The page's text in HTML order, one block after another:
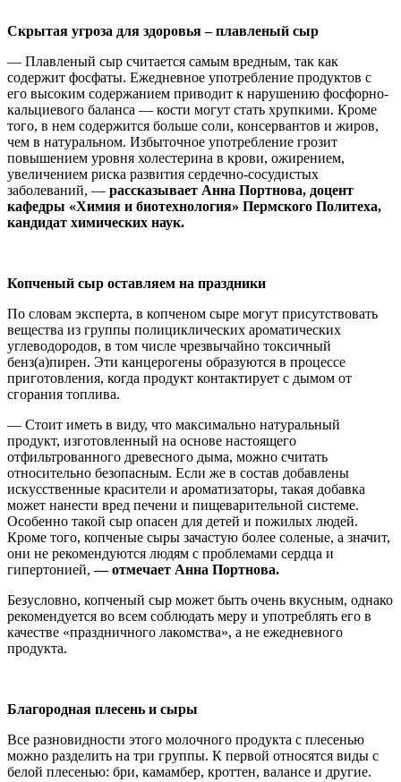
Скрытая угроза для здоровья – плавленый сыр
— Плавленый сыр считается самым вредным, так как
содержит фосфаты. Ежедневное употребление продуктов с
его высоким содержанием приводит к нарушению фосфорно-
кальциевого баланса — кости могут стать хрупкими. Кроме
того, в нем содержится больше соли, консервантов и жиров,
чем в натуральном. Избыточное употребление грозит
повышением уровня холестерина в крови, ожирением,
увеличением риска развития сердечно-сосудистых
заболеваний, — рассказывает Анна Портнова, доцент
кафедры «Химия и биотехнология» Пермского Политеха,
кандидат химических наук.
Копченый сыр оставляем на праздники
По словам эксперта, в копченом сыре могут присутствовать
вещества из группы полициклических ароматических
углеводородов, в том числе чрезвычайно токсичный
бенз(а)пирен. Эти канцерогены образуются в процессе
приготовления, когда продукт контактирует с дымом от
сгорания топлива.
— Стоит иметь в виду, что максимально натуральный
продукт, изготовленный на основе настоящего
отфильтрованного древесного дыма, можно считать
относительно безопасным. Если же в состав добавлены
искусственные красители и ароматизаторы, такая добавка
может нанести вред печени и пищеварительной системе.
Особенно такой сыр опасен для детей и пожилых людей.
Кроме того, копченые сыры зачастую более соленые, а значит,
они не рекомендуются людям с проблемами сердца и
гипертонией, — отмечает Анна Портнова.
Безусловно, копченый сыр может быть очень вкусным, однако
рекомендуется во всем соблюдать меру и употреблять его в
качестве «праздничного лакомства», а не ежедневного
продукта.
Благородная плесень и сыры
Все разновидности этого молочного продукта с плесенью
можно разделить на три группы. К первой относятся виды с
белой плесенью: бри, камамбер, кроттен, валансе и другие.